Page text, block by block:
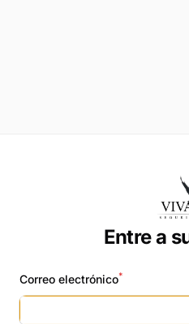
Entre a
Correo electrónico*